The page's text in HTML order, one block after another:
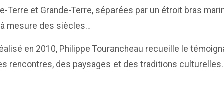
Terre et Grande-Terre, séparées par un étroit bras
mesure des siècles…
en 2010, Philippe Tourancheau recueille le
rencontres, des paysages et des traditions culturelles.